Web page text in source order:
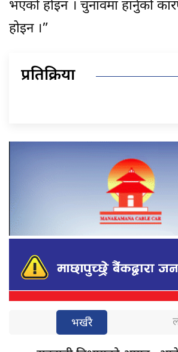
भएको होइन । चुनावमा हार्नुको
होइन ।”
प्रतिक्रिया
भर्खरै